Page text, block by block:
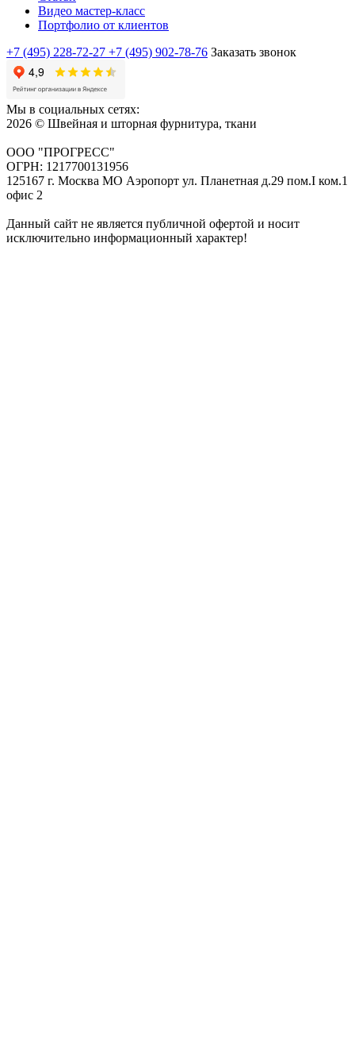
Видео мастер-класс
Портфолио от клиентов
+7 (495) 228-72-27 +7 (495) 902-78-76 Заказать звонок
Мы в социальных сетях:
2026 © Швейная и шторная фурнитура, ткани
ООО "ПРОГРЕСС"
ОГРН: 1217700131956
125167 г. Москва МО Аэропорт ул. Планетная д.29 пом.I ком.1
офис 2
Данный сайт не является публичной офертой и носит
исключительно информационный характер!